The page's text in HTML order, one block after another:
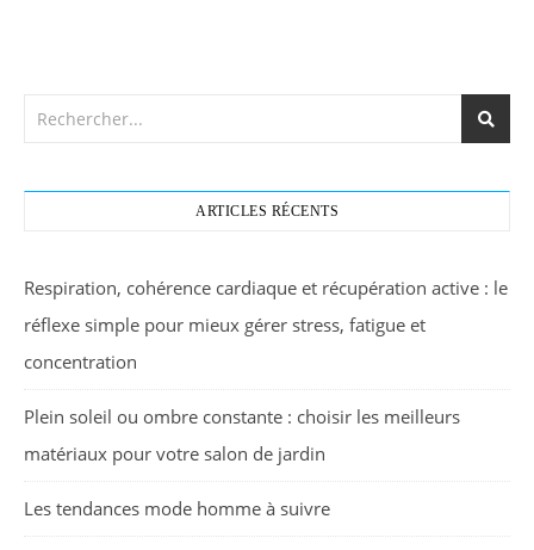
ARTICLES RÉCENTS
Respiration, cohérence cardiaque et récupération active : le
réflexe simple pour mieux gérer stress, fatigue et
concentration
Plein soleil ou ombre constante : choisir les meilleurs
matériaux pour votre salon de jardin
Les tendances mode homme à suivre